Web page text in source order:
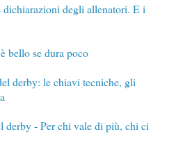
dichiarazioni degli allenatori. E i
bello se dura poco
derby: le chiavi tecniche, gli
- Per chi vale di più, chi ci